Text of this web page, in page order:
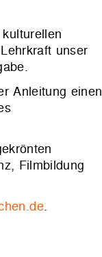
unser
Anleitung einen
Filmbildung
.